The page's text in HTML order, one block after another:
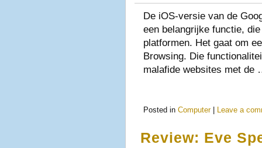
De iOS-versie van de
een belangrijke functie,
platformen. Het gaat om
Browsing. Die
malafide websites met de
Posted in Computer Leave a
Review: Eve